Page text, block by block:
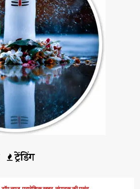
ट्रेंडिंग